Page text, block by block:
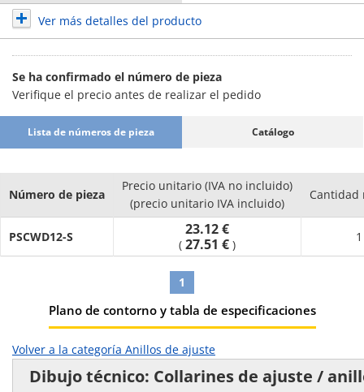
Ver más detalles del producto
Se ha confirmado el número de pieza
Verifique el precio antes de realizar el pedido
Lista de números de pieza Catálogo
Número de pieza
Precio unitario (IVA no incluido)
(precio unitario IVA incluido)
Cantidad
PSCWD12-S 23.12 €
( 27.51 € )
1
Plano de contorno y tabla de especificaciones
Volver a la categoría Anillos de ajuste
Dibujo técnico: Collarines de ajuste /